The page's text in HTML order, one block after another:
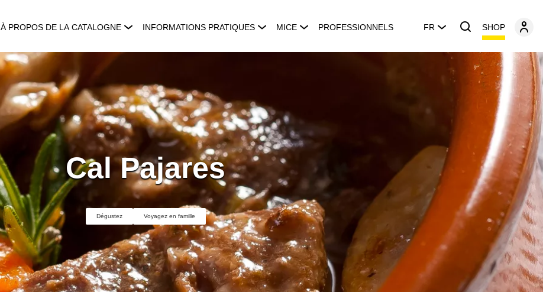
À PROPOS DE LA CATALOGNE INFORMATIONS PRATIQUES MICE PROFESSIONNELS FR SHOP
Cal Pajares
Dégustez Voyagez en famille